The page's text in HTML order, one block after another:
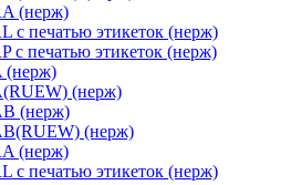
(нерж)
с печатью этикеток (нерж)
с печатью этикеток (нерж)
(нерж)
(нерж)
(нерж)
(нерж)
(нерж)
с печатью этикеток (нерж)